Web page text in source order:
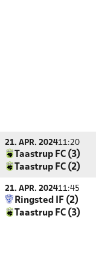
21. APR. 202411:20
Taastrup FC (3)
Taastrup FC (2)
21. APR. 202411:45
Ringsted IF (2)
Taastrup FC (3)